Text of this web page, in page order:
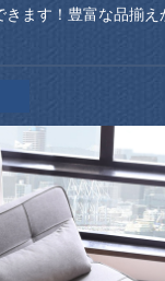
きます！豊富な品揃